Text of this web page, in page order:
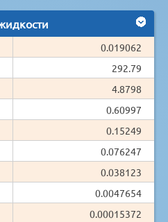
0.019062
292.79
4.8798
0.60997
0.15249
0.076247
0.038123
0.0047654
0.00015372